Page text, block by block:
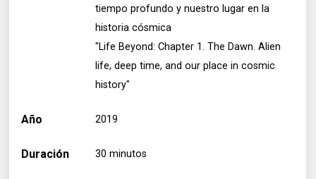
tiempo profundo y nuestro lugar en la
historia cósmica
"Life Beyond: Chapter 1. The Dawn. Alien
life, deep time, and our place in cosmic
history"
Año 2019
Duración 30 minutos